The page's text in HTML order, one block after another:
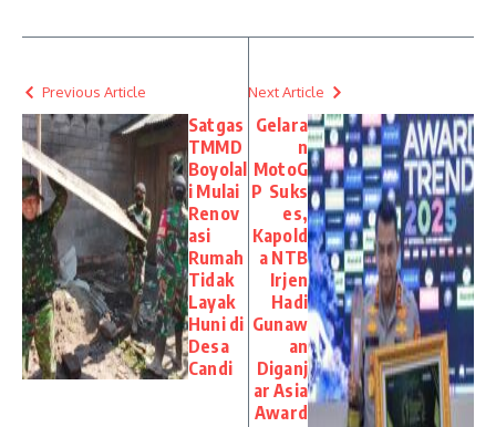
Previous Article
Satgas
TMMD
Boyolal
i Mulai
Renov
asi
Rumah
Tidak
Layak
Huni di
Desa
Candi
Next Article
Gelara
n
MotoG
P Suks
es,
Kapold
a NTB
Irjen
Hadi
Gunaw
an
Diganj
ar Asia
Award